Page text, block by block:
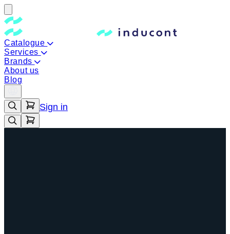
Catalogue
Services
Brands
About us
Blog
Sign in